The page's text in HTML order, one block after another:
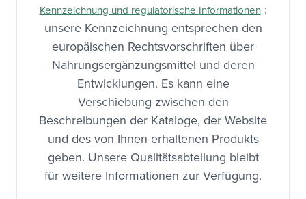
Kennzeichnung und regulatorische Informationen:
unsere Kennzeichnung entsprechen den
europäischen Rechtsvorschriften über
Nahrungsergänzungsmittel und deren
Entwicklungen. Es kann eine
Verschiebung zwischen den
Beschreibungen der Kataloge, der Website
und des von Ihnen erhaltenen Produkts
geben. Unsere Qualitätsabteilung bleibt
für weitere Informationen zur Verfügung.